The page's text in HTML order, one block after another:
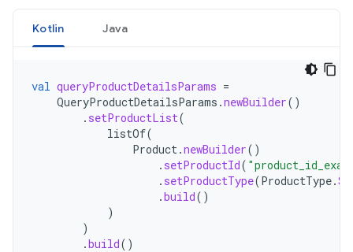
Kotlin Java
val queryProductDetailsParams =
QueryProductDetailsParams .newBuilder()
. setProductList(
listOf(
Product.newBuilder()
. setProductId(
. setProductType(ProductType.
.build()
)
)
.build()